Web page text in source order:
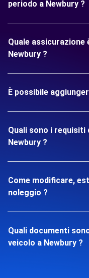
periodo a Newbury ?
Quale assicurazione
Newbury ?
È possibile
Quali sono i requisiti
Newbury ?
Come modificare,
noleggio ?
Quali documenti
veicolo a Newbury ?